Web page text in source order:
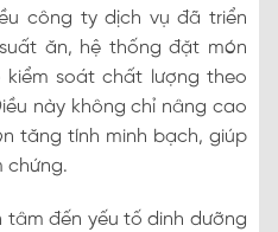
công ty dịch vụ đã triển
ăn, hệ thống đặt món
soát chất lượng theo
này không chỉ nâng cao
tăng tính minh bạch, giúp
chứng.
tâm đến yếu tố dinh dưỡng